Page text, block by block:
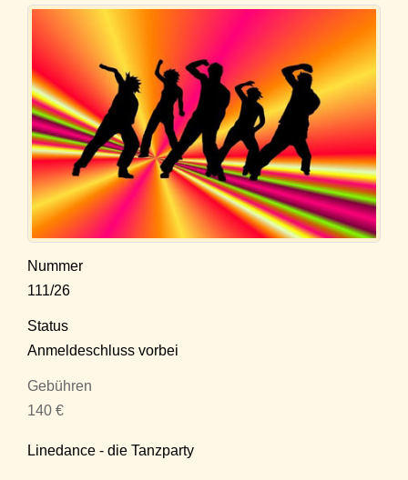
Nummer
111/26
Status
Anmeldeschluss vorbei
Gebühren
140 €
Linedance - die Tanzparty